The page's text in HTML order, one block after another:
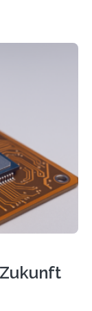
geleitet von
und bei
geleitet von
Caldwell,
des
für
University,
Institut
das…